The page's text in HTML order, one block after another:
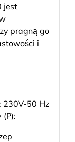
jest
pragną go
i
230V-50 Hz